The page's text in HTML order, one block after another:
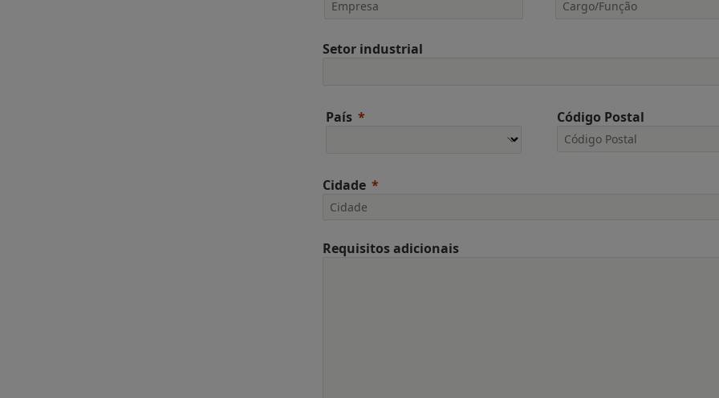
Setor industrial
País Código Postal
Cidade
Requisitos adicionais